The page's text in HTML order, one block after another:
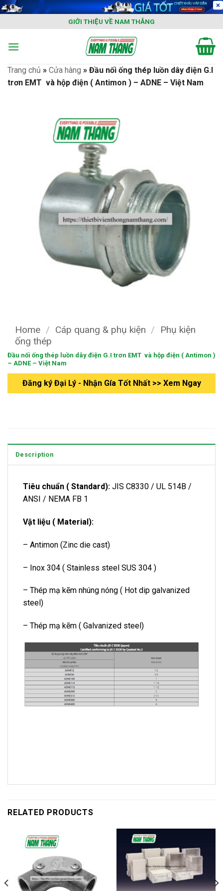
Skip
content
GIỚI THIỆU VỀ NAM THẮNG
Trang chủ » Cửa hàng » Đầu nối ống thép luồn dây điện G.I
trơn EMT và hộp điện ( Antimon ) – ADNE – Việt Nam
Home / Cáp quang & phụ kiện /
Phụ kiện
ống thép
Đầu nối ống thép luồn dây điện G.I trơn EMT và hộp điện ( Antimon )
– ADNE – Việt Nam
Đăng ký Đại Lý - Nhận Gía Tốt Nhất >> Xem Ngay
Description
Tiêu chuẩn ( Standard): JIS C8330 / UL 514B /
ANSI / NEMA FB 1
Vật liệu ( Material):
– Antimon (Zinc die cast)
– Inox 304 ( Stainless steel SUS 304 )
– Thép mạ kẽm nhúng nóng ( Hot dip galvanized
steel)
– Thép mạ kẽm ( Galvanized steel)
RELATED PRODUCTS